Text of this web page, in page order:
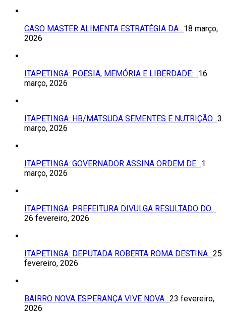
CASO MASTER ALIMENTA ESTRATÉGIA DA…18 março,
2026
ITAPETINGA: POESIA, MEMÓRIA E LIBERDADE:…16
março, 2026
ITAPETINGA: HB/MATSUDA SEMENTES E NUTRIÇÃO…3
março, 2026
ITAPETINGA: GOVERNADOR ASSINA ORDEM DE…1
março, 2026
ITAPETINGA: PREFEITURA DIVULGA RESULTADO DO…
26 fevereiro, 2026
ITAPETINGA: DEPUTADA ROBERTA ROMA DESTINA…25
fevereiro, 2026
BAIRRO NOVA ESPERANÇA VIVE NOVA…23 fevereiro,
2026